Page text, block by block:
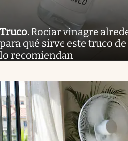
Truco. Rociar vinagre
para qué sirve este truco
lo recomiendan